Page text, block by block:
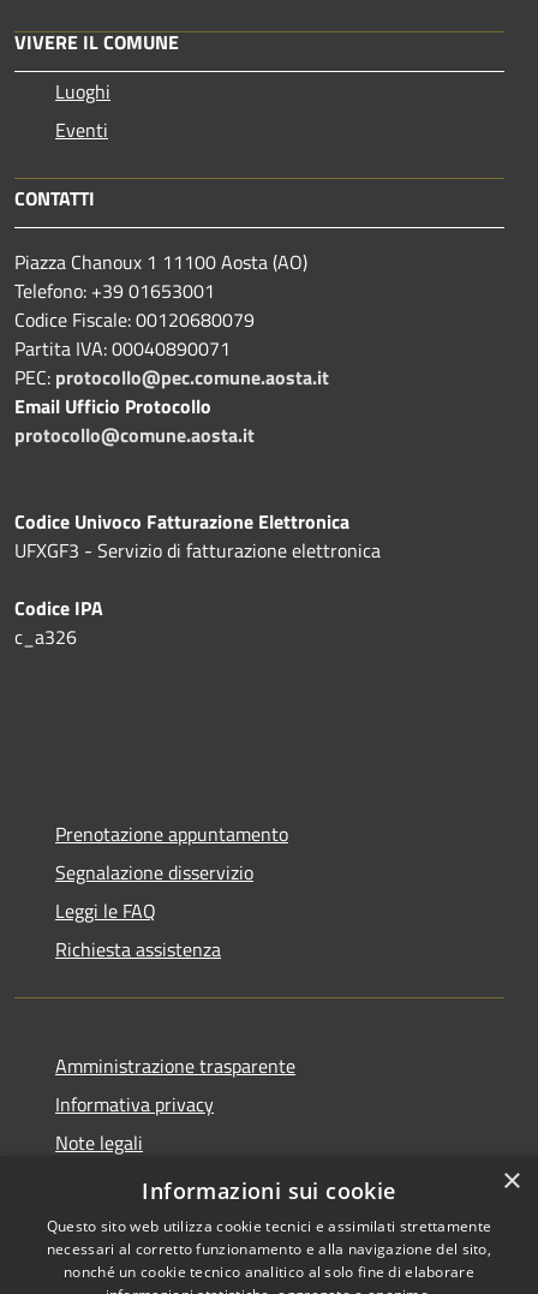
VIVERE IL COMUNE
Luoghi
Eventi
CONTATTI
Piazza Chanoux 1 11100 Aosta (AO)
Telefono: +39 01653001
Codice Fiscale: 00120680079
Partita IVA: 00040890071
PEC: protocollo@pec.comune.aosta.it
Email Ufficio Protocollo
protocollo@comune.aosta.it
Codice Univoco Fatturazione Elettronica
UFXGF3 - Servizio di fatturazione elettronica
Codice IPA
c_a326
Prenotazione appuntamento
Segnalazione disservizio
Leggi le FAQ
Richiesta assistenza
Amministrazione trasparente
Informativa privacy
Note legali
Dichiarazione di accessibilità
×
Informazioni sui cookie
Questo sito web utilizza cookie tecnici e assimilati strettamente
necessari al corretto funzionamento e alla navigazione del sito,
nonché un cookie tecnico analitico al solo fine di elaborare